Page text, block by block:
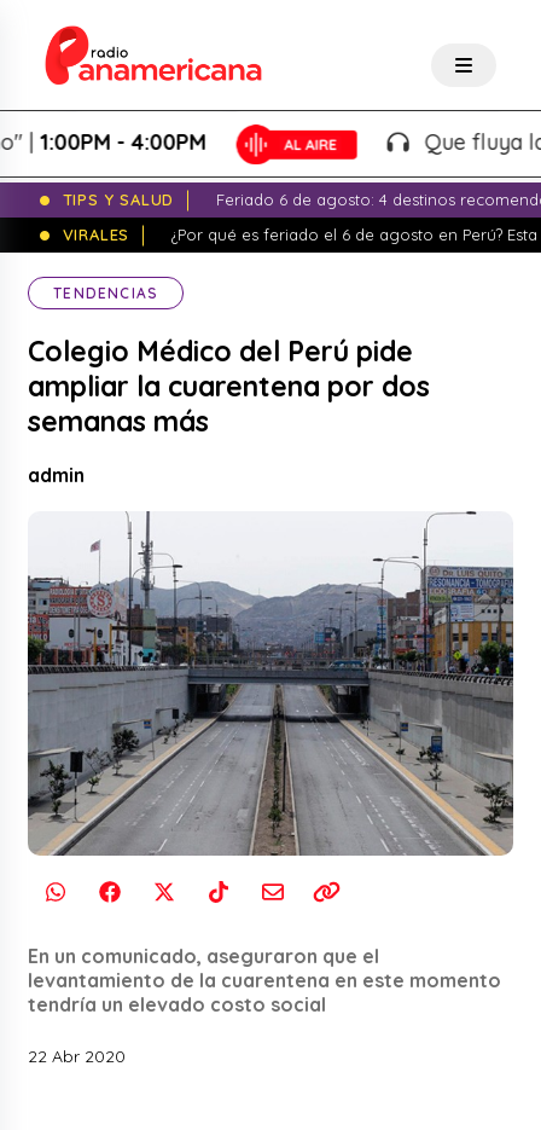
- 4:00PM Que fluya la
TIPS Y SALUD
Feriado 6 de agosto: 4 destinos
VIRALES
¿Por qué es feriado el 6 de agosto en Perú?
TENDENCIAS
Colegio Médico del Perú pide
ampliar la cuarentena por dos
semanas más
admin
En un comunicado, aseguraron que el
levantamiento de la cuarentena en este momento
tendría un elevado costo social
22 Abr 2020